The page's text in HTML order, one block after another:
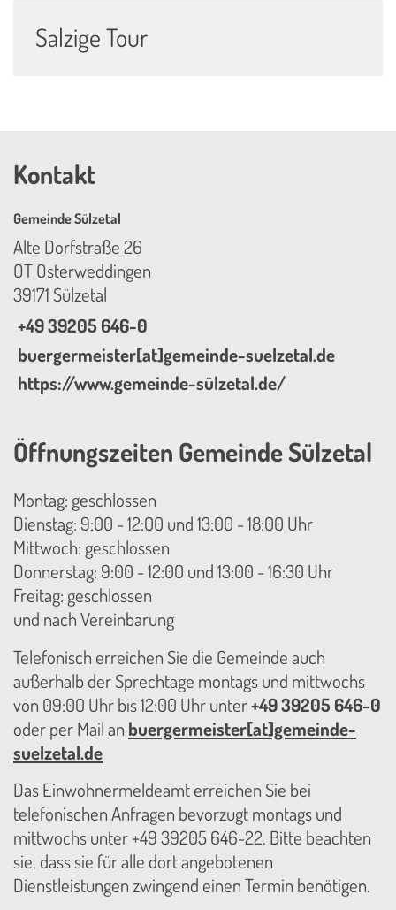
Salzige Tour
Kontakt
Gemeinde Sülzetal
Alte Dorfstraße 26
OT Osterweddingen
39171 Sülzetal
+49 39205 646-0
buergermeister[at]gemeinde-suelzetal.de
https://www.gemeinde-sülzetal.de/
Öffnungszeiten Gemeinde Sülzetal
Montag: geschlossen
Dienstag: 9:00 - 12:00 und 13:00 - 18:00 Uhr
Mittwoch: geschlossen
Donnerstag: 9:00 - 12:00 und 13:00 - 16:30 Uhr
Freitag: geschlossen
und nach Vereinbarung
Telefonisch erreichen Sie die Gemeinde auch
außerhalb der Sprechtage montags und mittwochs
von 09:00 Uhr bis 12:00 Uhr unter+49 39205 646-0
oder per Mail an buergermeister[at]gemeinde-
suelzetal.de
Das Einwohnermeldeamt erreichen Sie bei
telefonischen Anfragen bevorzugt montags und
mittwochs unter +49 39205 646-22. Bitte beachten
sie, dass sie für alle dort angebotenen
Dienstleistungen zwingend einen Termin benötigen.